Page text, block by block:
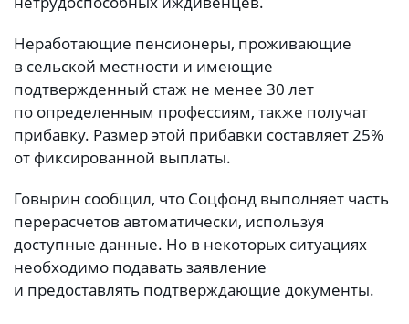
Неработающие пенсионеры, проживающие
в сельской местности и имеющие
подтвержденный стаж не менее 30 лет
по определенным профессиям, также получат
прибавку. Размер этой прибавки составляет 25%
от фиксированной выплаты.
Говырин сообщил, что Соцфонд выполняет часть
перерасчетов автоматически, используя
доступные данные. Но в некоторых ситуациях
необходимо подавать заявление
и предоставлять подтверждающие документы.